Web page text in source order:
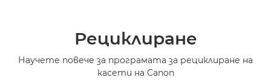
Рециклиране
Научете повече за програмата за рециклиране на
касети на Canon